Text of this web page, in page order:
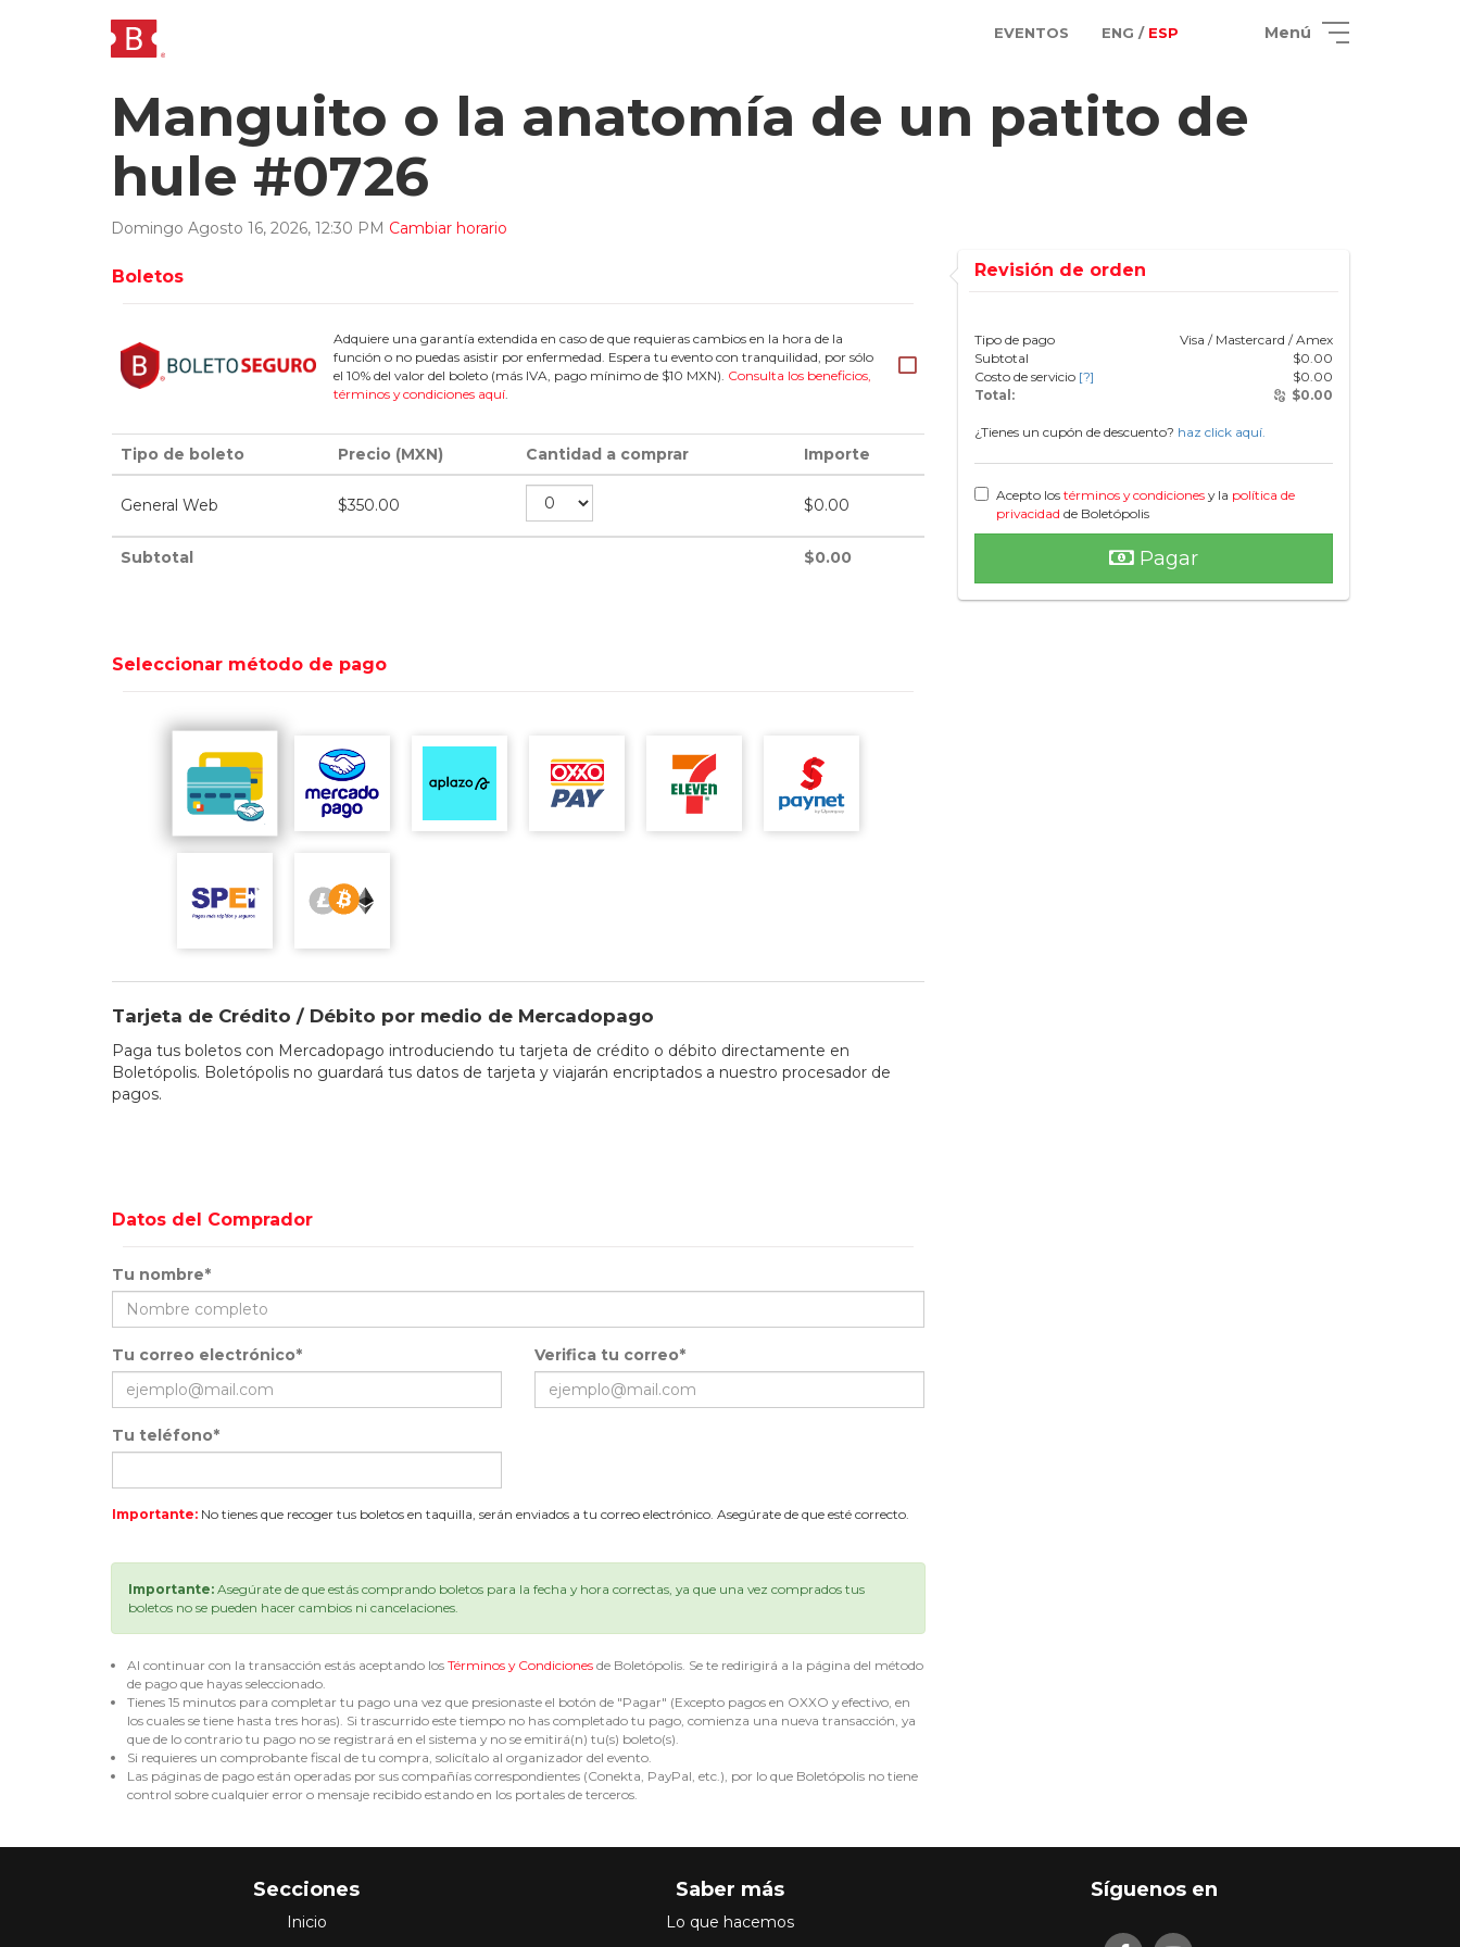
EVENTOS ENG / ESP Menú
Manguito o la anatomía de un patito de
hule #0726
Domingo Agosto 16, 2026, 12:30 PM Cambiar horario
Boletos
Adquiere una garantía extendida en caso de que requieras cambios en la hora de la
función o no puedas asistir por enfermedad. Espera tu evento con tranquilidad, por sólo
el 10% del valor del boleto (más IVA, pago mínimo de $10 MXN). Consulta los beneficios,
términos y condiciones aquí.
Tipo de boleto Precio (MXN) Cantidad a comprar Importe
General Web $350.00 $0.00
Subtotal $0.00
Seleccionar método de pago
Tarjeta de Crédito / Débito por medio de Mercadopago
Paga tus boletos con Mercadopago introduciendo tu tarjeta de crédito o débito directamente en
Boletópolis. Boletópolis no guardará tus datos de tarjeta y viajarán encriptados a nuestro procesador de
pagos.
Datos del Comprador
Tu nombre*
Tu correo electrónico* Verifica tu correo*
Tu teléfono*
Importante: No tienes que recoger tus boletos en taquilla, serán enviados a tu correo electrónico. Asegúrate de que esté correcto.
Importante: Asegúrate de que estás comprando boletos para la fecha y hora correctas, ya que una vez comprados tus
boletos no se pueden hacer cambios ni cancelaciones.
Al continuar con la transacción estás aceptando los Términos y Condiciones de Boletópolis. Se te redirigirá a la página del método
de pago que hayas seleccionado.
Tienes 15 minutos para completar tu pago una vez que presionaste el botón de "Pagar" (Excepto pagos en OXXO y efectivo, en
los cuales se tiene hasta tres horas). Si trascurrido este tiempo no has completado tu pago, comienza una nueva transacción, ya
que de lo contrario tu pago no se registrará en el sistema y no se emitirá(n) tu(s) boleto(s).
Si requieres un comprobante fiscal de tu compra, solicítalo al organizador del evento.
Las páginas de pago están operadas por sus compañías correspondientes (Conekta, PayPal, etc.), por lo que Boletópolis no tiene
control sobre cualquier error o mensaje recibido estando en los portales de terceros.
Revisión de orden
Tipo de pago
Visa / Mastercard / Amex
Subtotal
$0.00
Costo de servicio [?] $0.00
Total:
$0.00
¿Tienes un cupón de descuento? haz click aquí.
Acepto los términos y condiciones y la política de
privacidad de Boletópolis
Pagar
Secciones
Inicio
Saber más
Lo que hacemos
Síguenos en